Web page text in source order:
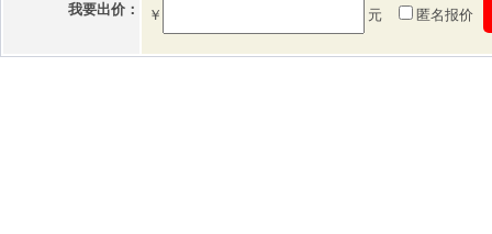
我要出价： ￥ 元 匿名报价